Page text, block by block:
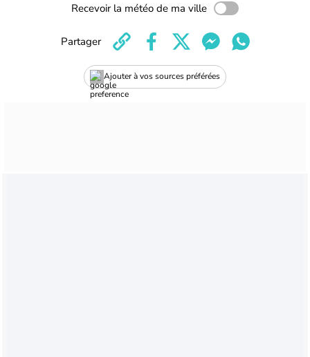
Recevoir la météo de ma ville
Ajouter à vos sources préférées
Partager